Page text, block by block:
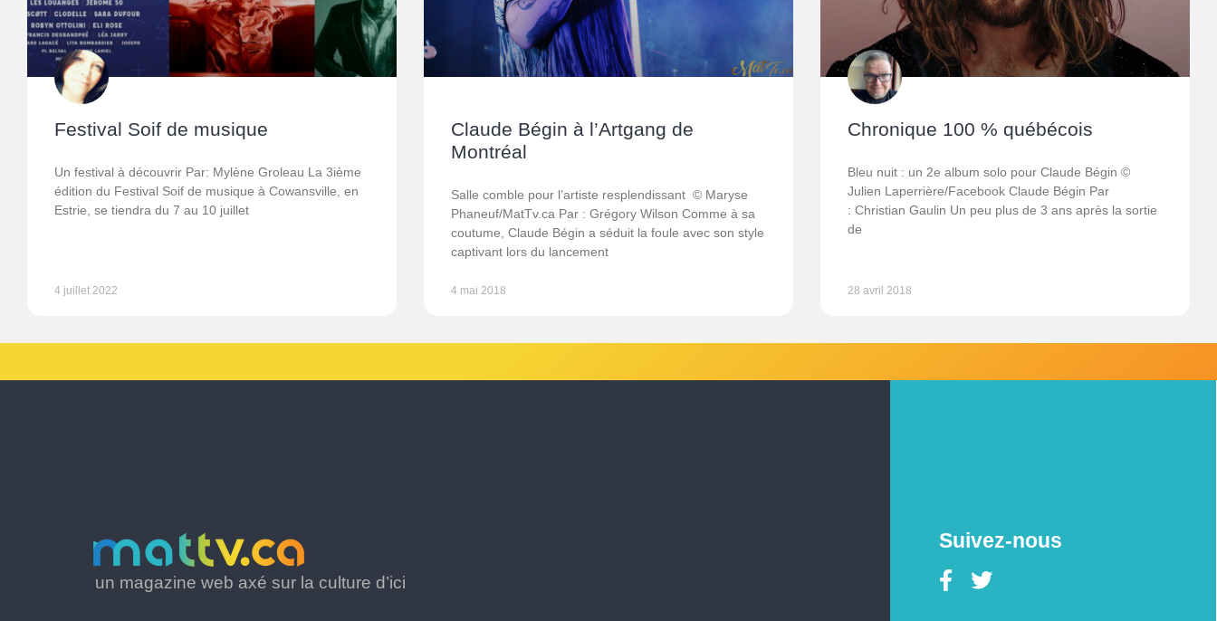
Festival Soif de musique
Un festival à découvrir Par: Mylène Groleau La 3ième
édition du Festival Soif de musique à Cowansville, en
Estrie, se tiendra du 7 au 10 juillet
4 juillet 2022
Claude Bégin à l’Artgang de
Montréal
Salle comble pour l’artiste resplendissant © Maryse
Phaneuf/MatTv.ca Par : Grégory Wilson Comme à sa
coutume, Claude Bégin a séduit la foule avec son style
captivant lors du lancement
4 mai 2018
Chronique 100 % québécois
Bleu nuit : un 2e album solo pour Claude Bégin ©
Julien Laperrière/Facebook Claude Bégin Par
: Christian Gaulin Un peu plus de 3 ans après la sortie
de
28 avril 2018
un magazine web axé sur la culture d’ici
Suivez-nous